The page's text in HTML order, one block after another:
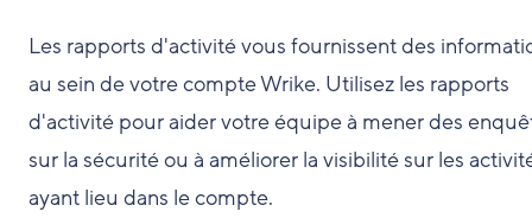
Les rapports d'activité vous fournissent des
au sein de votre compte Wrike. Utilisez les rapports
d'activité pour aider votre équipe à mener des
sur la sécurité ou à améliorer la visibilité sur les
ayant lieu dans le compte.